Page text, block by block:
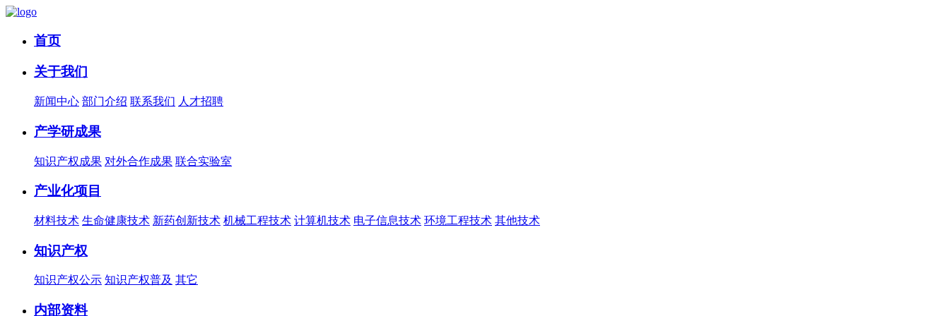
首页
关于我们
新闻中心 部门介绍 联系我们 人才招聘
产学研成果
知识产权成果 对外合作成果 联合实验室
产业化项目
材料技术 生命健康技术 新药创新技术 机械工程技术 计算机技术 电子信息技术 环境工程技术 其他技术
知识产权
知识产权公示 知识产权普及 其它
内部资料